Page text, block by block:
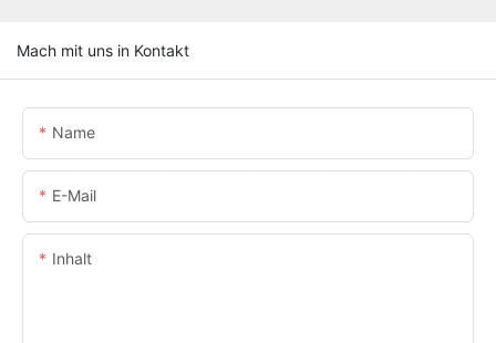
Mach mit uns in Kontakt
Name
E-Mail
Inhalt